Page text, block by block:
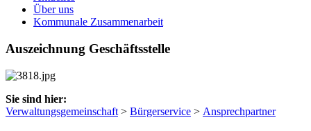
Über uns
Kommunale Zusammenarbeit
Auszeichnung Geschäftsstelle
Sie sind hier:
Verwaltungsgemeinschaft > Bürgerservice > Ansprechpartner